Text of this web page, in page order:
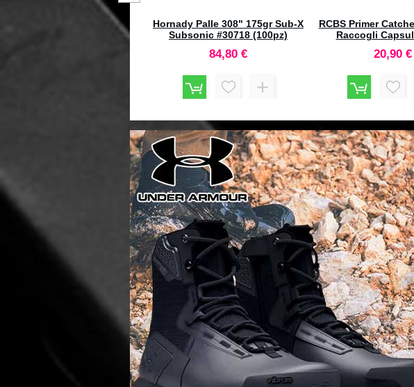
PACIFIC Neck Dies Set
Remington Bench #040273